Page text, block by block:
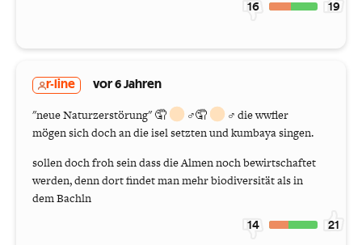
16 19
r-line vor 6 Jahren
"neue Naturzerstörung" 🤦 ‍♂️🤦
‍♂️ die wwfler
mögen sich doch an die isel setzten und kumbaya singen.
sollen doch froh sein dass die Almen noch bewirtschaftet
werden, denn dort findet man mehr biodiversität als in
dem Bachln
14 21